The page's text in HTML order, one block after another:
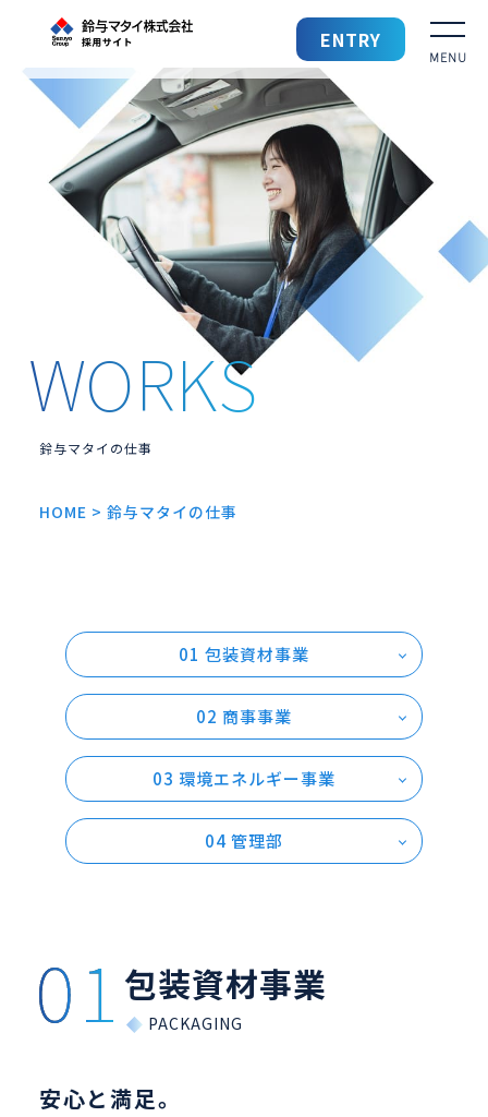
鈴与マタイ 採用サイト
ENTRY
採用TOP
鈴与マタイを知る
鈴与マタイの仕事
働きやすい環境
先輩社員の声
募集要項
新着情報
ENTRY
鈴与マタイの仕事
HOME > 鈴与マタイの仕事
01 包装資材事業
02 商事事業
03 環境エネルギー事業
04 管理部
包装資材事業
安心と満足。